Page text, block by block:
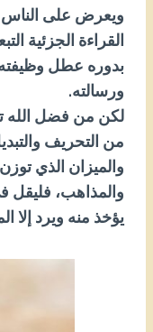
ويعرض على الناس
القراءة الجزئية
بدوره عطل
ورسالته.
لكن من فضل الله
من التحريف
والميزان الذي
والمذاهب، فليقل
يؤخذ منه ويرد إلا